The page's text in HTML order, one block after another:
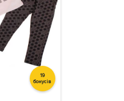
19
бонусів